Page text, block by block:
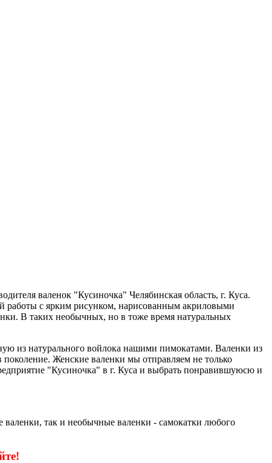
валенок "Кусиночка" Челябинская область, г. Куса.
работы с ярким рисунком, нарисованным акриловыми
В таких необычных, но в тоже время натуральных
из натурального войлока нашими пимокатами. Валенки из
Женские валенки мы отправляем не только
"Кусиночка" в г. Куса и выбрать понравившуюсю и
так и необычные валенки - самокатки любого